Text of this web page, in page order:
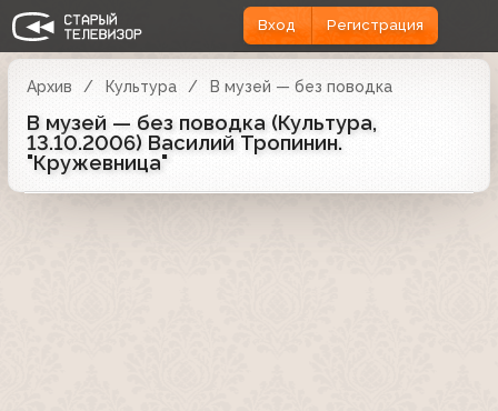
Вход Регистрация
Архив Культура В музей — без поводка
В музей — без поводка (Культура,
13.10.2006) Василий Тропинин.
"Кружевница"